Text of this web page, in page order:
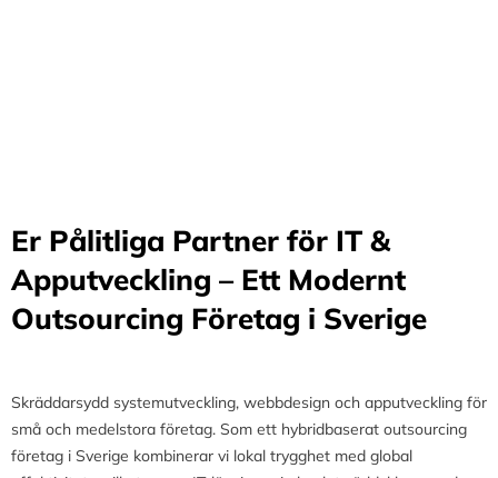
Er Pålitliga Partner för IT &
Apputveckling – Ett Modernt
Outsourcing Företag i Sverige
Skräddarsydd systemutveckling, webbdesign och apputveckling för
små och medelstora företag. Som ett hybridbaserat outsourcing
företag i Sverige kombinerar vi lokal trygghet med global